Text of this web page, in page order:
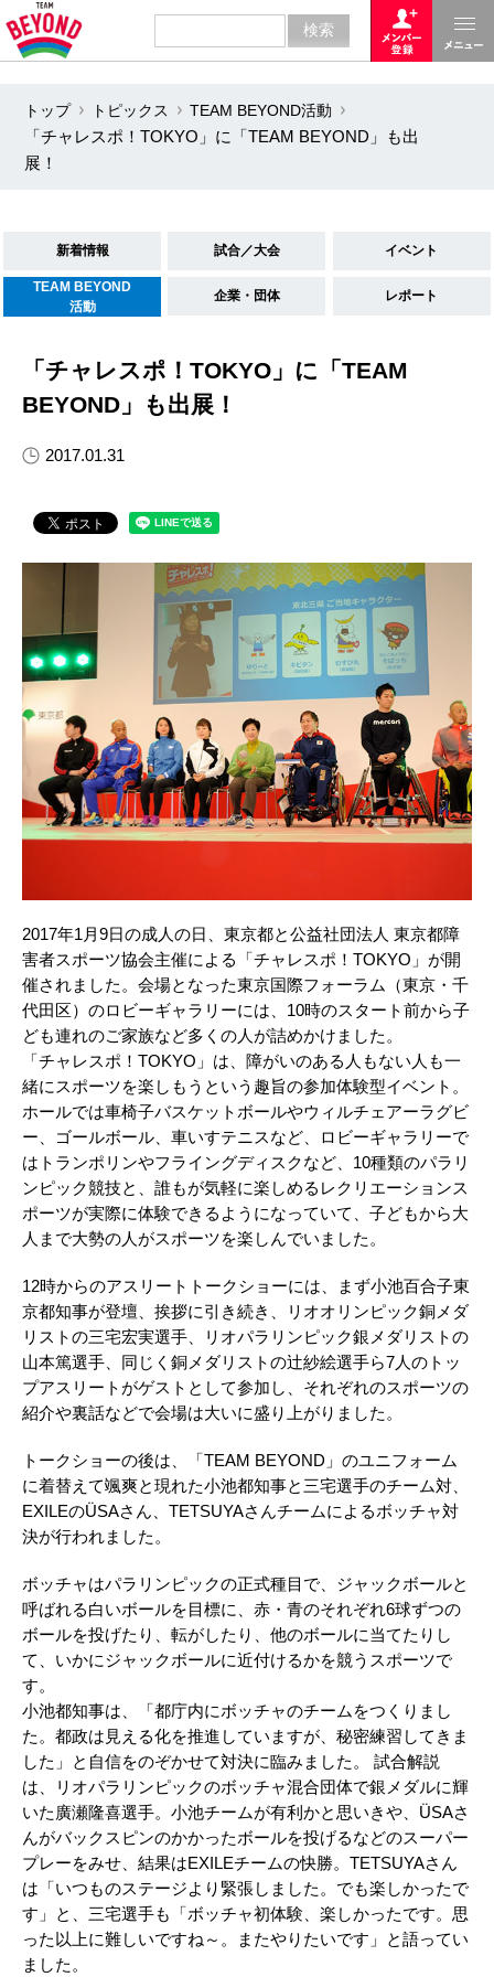
トップ トピックス
TEAM BEYOND活動
「チャレスポ！TOKYO」に「TEAM BEYOND」も出
展！
新着情報 試合／大会 イベント
TEAM BEYOND
活動
企業・団体 レポート
「チャレスポ！TOKYO」に「TEAM
BEYOND」も出展！
2017.01.31
2017年1月9日の成人の日、東京都と公益社団法人 東京都障
害者スポーツ協会主催による「チャレスポ！TOKYO」が開
催されました。会場となった東京国際フォーラム（東京・千
代田区）のロビーギャラリーには、10時のスタート前から子
ども連れのご家族など多くの人が詰めかけました。
「チャレスポ！TOKYO」は、障がいのある人もない人も一
緒にスポーツを楽しもうという趣旨の参加体験型イベント。
ホールでは車椅子バスケットボールやウィルチェアーラグビ
ー、ゴールボール、車いすテニスなど、ロビーギャラリーで
はトランポリンやフライングディスクなど、10種類のパラリ
ンピック競技と、誰もが気軽に楽しめるレクリエーションス
ポーツが実際に体験できるようになっていて、子どもから大
人まで大勢の人がスポーツを楽しんでいました。
12時からのアスリートトークショーには、まず小池百合子東
京都知事が登壇、挨拶に引き続き、リオオリンピック銅メダ
リストの三宅宏実選手、リオパラリンピック銀メダリストの
山本篤選手、同じく銅メダリストの辻紗絵選手ら7人のトッ
プアスリートがゲストとして参加し、それぞれのスポーツの
紹介や裏話などで会場は大いに盛り上がりました。
トークショーの後は、「TEAM BEYOND」のユニフォーム
に着替えて颯爽と現れた小池都知事と三宅選手のチーム対、
EXILEのÜSAさん、TETSUYAさんチームによるボッチャ対
決が行われました。
ボッチャはパラリンピックの正式種目で、ジャックボールと
呼ばれる白いボールを目標に、赤・青のそれぞれ6球ずつの
ボールを投げたり、転がしたり、他のボールに当てたりし
て、いかにジャックボールに近付けるかを競うスポーツで
す。
小池都知事は、「都庁内にボッチャのチームをつくりまし
た。都政は見える化を推進していますが、秘密練習してきま
した」と自信をのぞかせて対決に臨みました。 試合解説
は、リオパラリンピックのボッチャ混合団体で銀メダルに輝
いた廣瀬隆喜選手。小池チームが有利かと思いきや、ÜSAさ
んがバックスピンのかかったボールを投げるなどのスーパー
プレーをみせ、結果はEXILEチームの快勝。TETSUYAさん
は「いつものステージより緊張しました。でも楽しかったで
す」と、三宅選手も「ボッチャ初体験、楽しかったです。思
った以上に難しいですね～。またやりたいです」と語ってい
ました。